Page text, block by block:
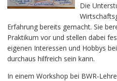
Die
Erfahrung bereits gemacht. Sie
Praktikum vor und stellen dabei
eigenen Interessen und Hobbys
durchaus hilfreich sein kann.
In einem Workshop bei BWR-